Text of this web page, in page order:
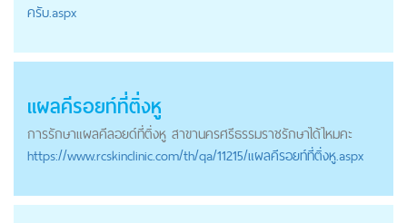
ครับ.aspx
แผลคีรอยท์ที่ติ่งหู
การรักษาแผลคีลอยด์ที่ติ่งหู สาขานครศรีธรรมราชรักษาได้ไหมคะ
https://www.rcskinclinic.com/th/qa/11215/แผลคีรอยท์ที่ติ่งหู.aspx